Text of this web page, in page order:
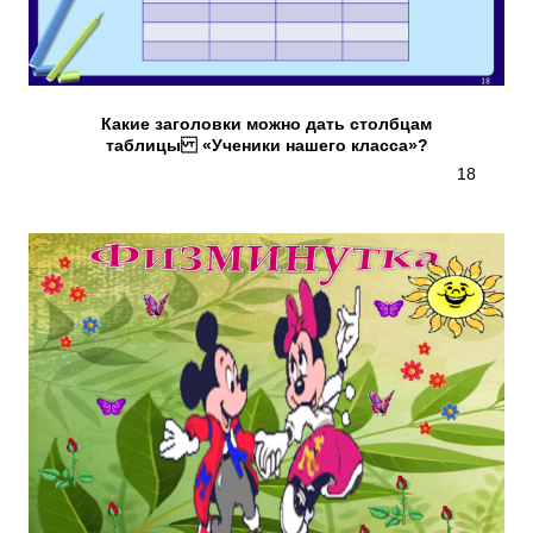
Какие заголовки можно дать столбцам
таблицы «Ученики нашего класса»?
18